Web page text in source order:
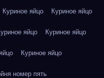
Куриное яйцо Куриное яйцо
яйцо Куриное яйцо
Куриное яйцо
номер пять